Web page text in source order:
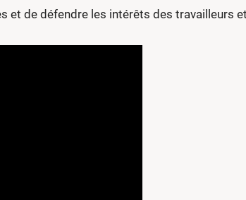
et de défendre les intérêts des travailleurs